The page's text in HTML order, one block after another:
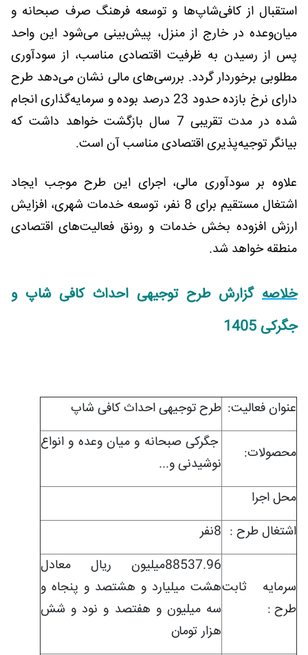
استقبال از کافی‌شاپ‌ها و توسعه فرهنگ صرف صبحانه و
میان‌وعده در خارج از منزل، پیش‌بینی می‌شود این واحد
پس از رسیدن به ظرفیت اقتصادی مناسب، از سودآوری
مطلوبی برخوردار گردد. بررسی‌های مالی نشان می‌دهد طرح
دارای نرخ بازده حدود 23 درصد بوده و سرمایه‌گذاری انجام
شده در مدت تقریبی 7 سال بازگشت خواهد داشت که
بیانگر توجیه‌پذیری اقتصادی مناسب آن است.
علاوه بر سودآوری مالی، اجرای این طرح موجب ایجاد
اشتغال مستقیم برای 8 نفر، توسعه خدمات شهری، افزایش
ارزش افزوده بخش خدمات و رونق فعالیت‌های اقتصادی
منطقه خواهد شد.
خلاصه گزارش طرح توجیهی احداث کافی شاپ و
جگرکی 1405
عنوان فعاليت: طرح توجیهی احداث کافی شاپ
محصولات:
جگرکی صبحانه و میان ‌وعده و انواع
نوشیدنی و...
محل اجرا
اشتغال طرح : 8نفر
سرمايه ثابت
طرح :
88537.96میلیون ریال معادل
هشت میلیارد و هشتصد و پنجاه و
سه میلیون و هفتصد و نود و شش
هزار تومان